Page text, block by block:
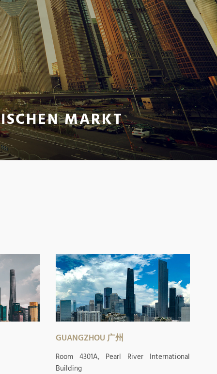
MARKT
GUANGZHOU 广州
Room 4301A, Pearl River International
Building